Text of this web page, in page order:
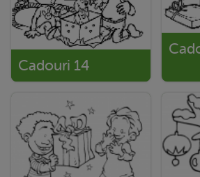
Cadouri 14